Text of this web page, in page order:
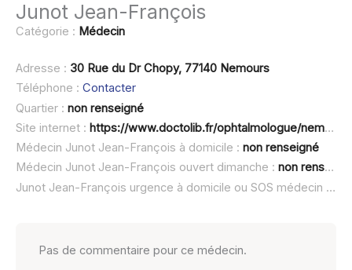
Junot Jean-François
Catégorie : Médecin
Adresse : 30 Rue du Dr Chopy, 77140 Nemours
Téléphone : Contacter
Quartier : non renseigné
Site internet : https://www.doctolib.fr/ophtalmologue/nemours/junot
Médecin Junot Jean-François à domicile : non renseigné
Médecin Junot Jean-François ouvert dimanche : non renseigné
Junot Jean-François urgence à domicile ou SOS médecin :
Pas de commentaire pour ce médecin.